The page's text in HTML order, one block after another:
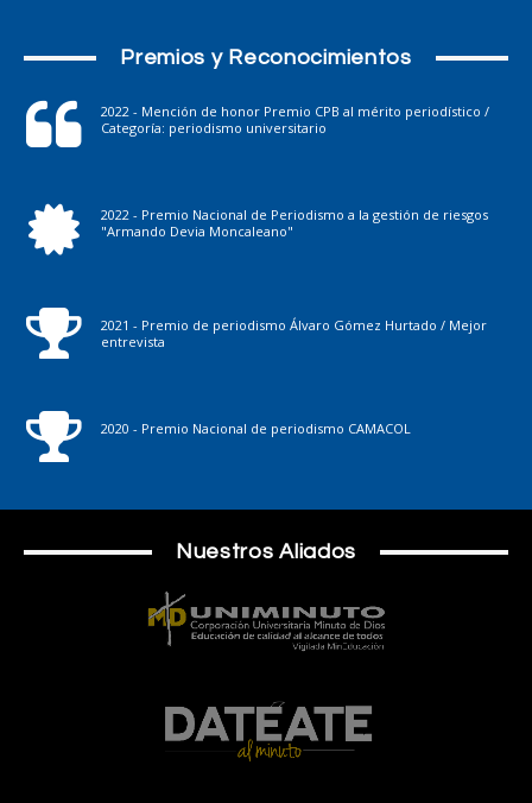
Premios y Reconocimientos
2022 - Mención de honor Premio CPB al mérito periodístico /
Categoría: periodismo universitario
2022 - Premio Nacional de Periodismo a la gestión de riesgos
"Armando Devia Moncaleano"
2021 - Premio de periodismo Álvaro Gómez Hurtado / Mejor
entrevista
2020 - Premio Nacional de periodismo CAMACOL
Nuestros Aliados